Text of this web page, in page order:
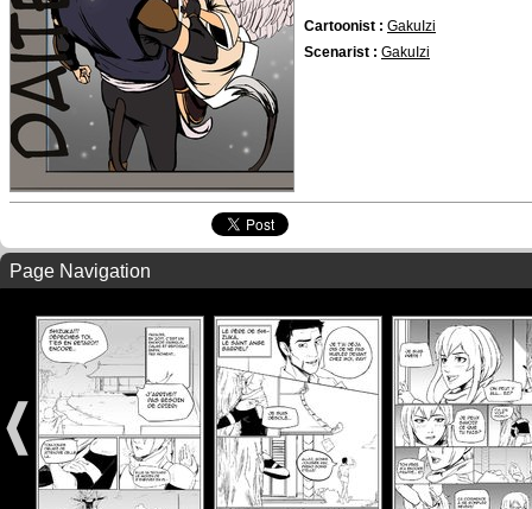
Cartoonist : GakuIzi
Scenarist : GakuIzi
Page Navigation